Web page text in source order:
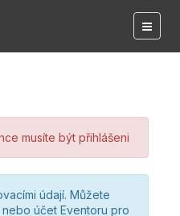
musíte být přihlášeni
údají. Můžete
účet Eventoru pro